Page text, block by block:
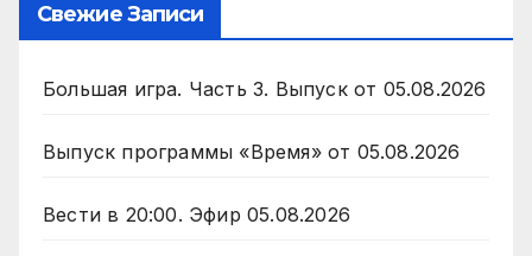
Свежие Записи
Большая игра. Часть 3. Выпуск от 05.08.2026
Выпуск программы «Время» от 05.08.2026
Вести в 20:00. Эфир 05.08.2026